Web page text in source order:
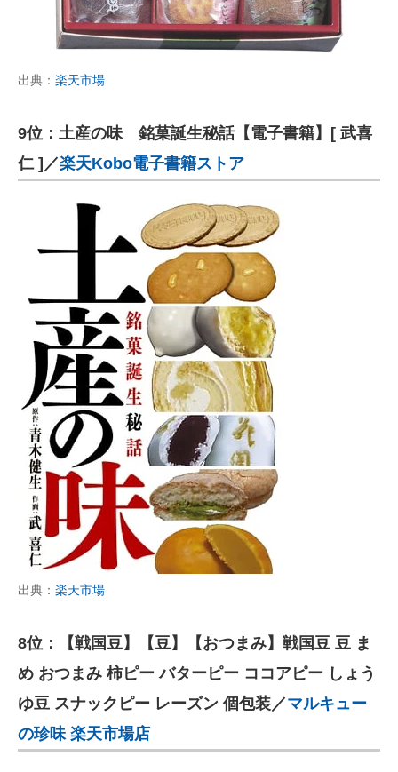
出典： 楽天市場
9位：土産の味 銘菓誕生秘話【電子書籍】[ 武喜
仁 ]／楽天Kobo電子書籍ストア
出典： 楽天市場
8位：【戦国豆】【豆】【おつまみ】戦国豆 豆 ま
め おつまみ 柿ピー バターピー ココアピー しょう
ゆ豆 スナックピー レーズン 個包装／マルキュー
の珍味 楽天市場店